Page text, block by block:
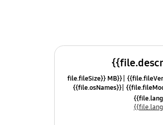
{{file.fileSize}} MB
{{file.osNames}}